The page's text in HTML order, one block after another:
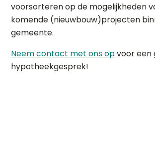
voorsorteren op de mogelijkheden
komende (nieuwbouw)projecten
gemeente.
Neem contact met ons opvoor een
hypotheekgesprek!